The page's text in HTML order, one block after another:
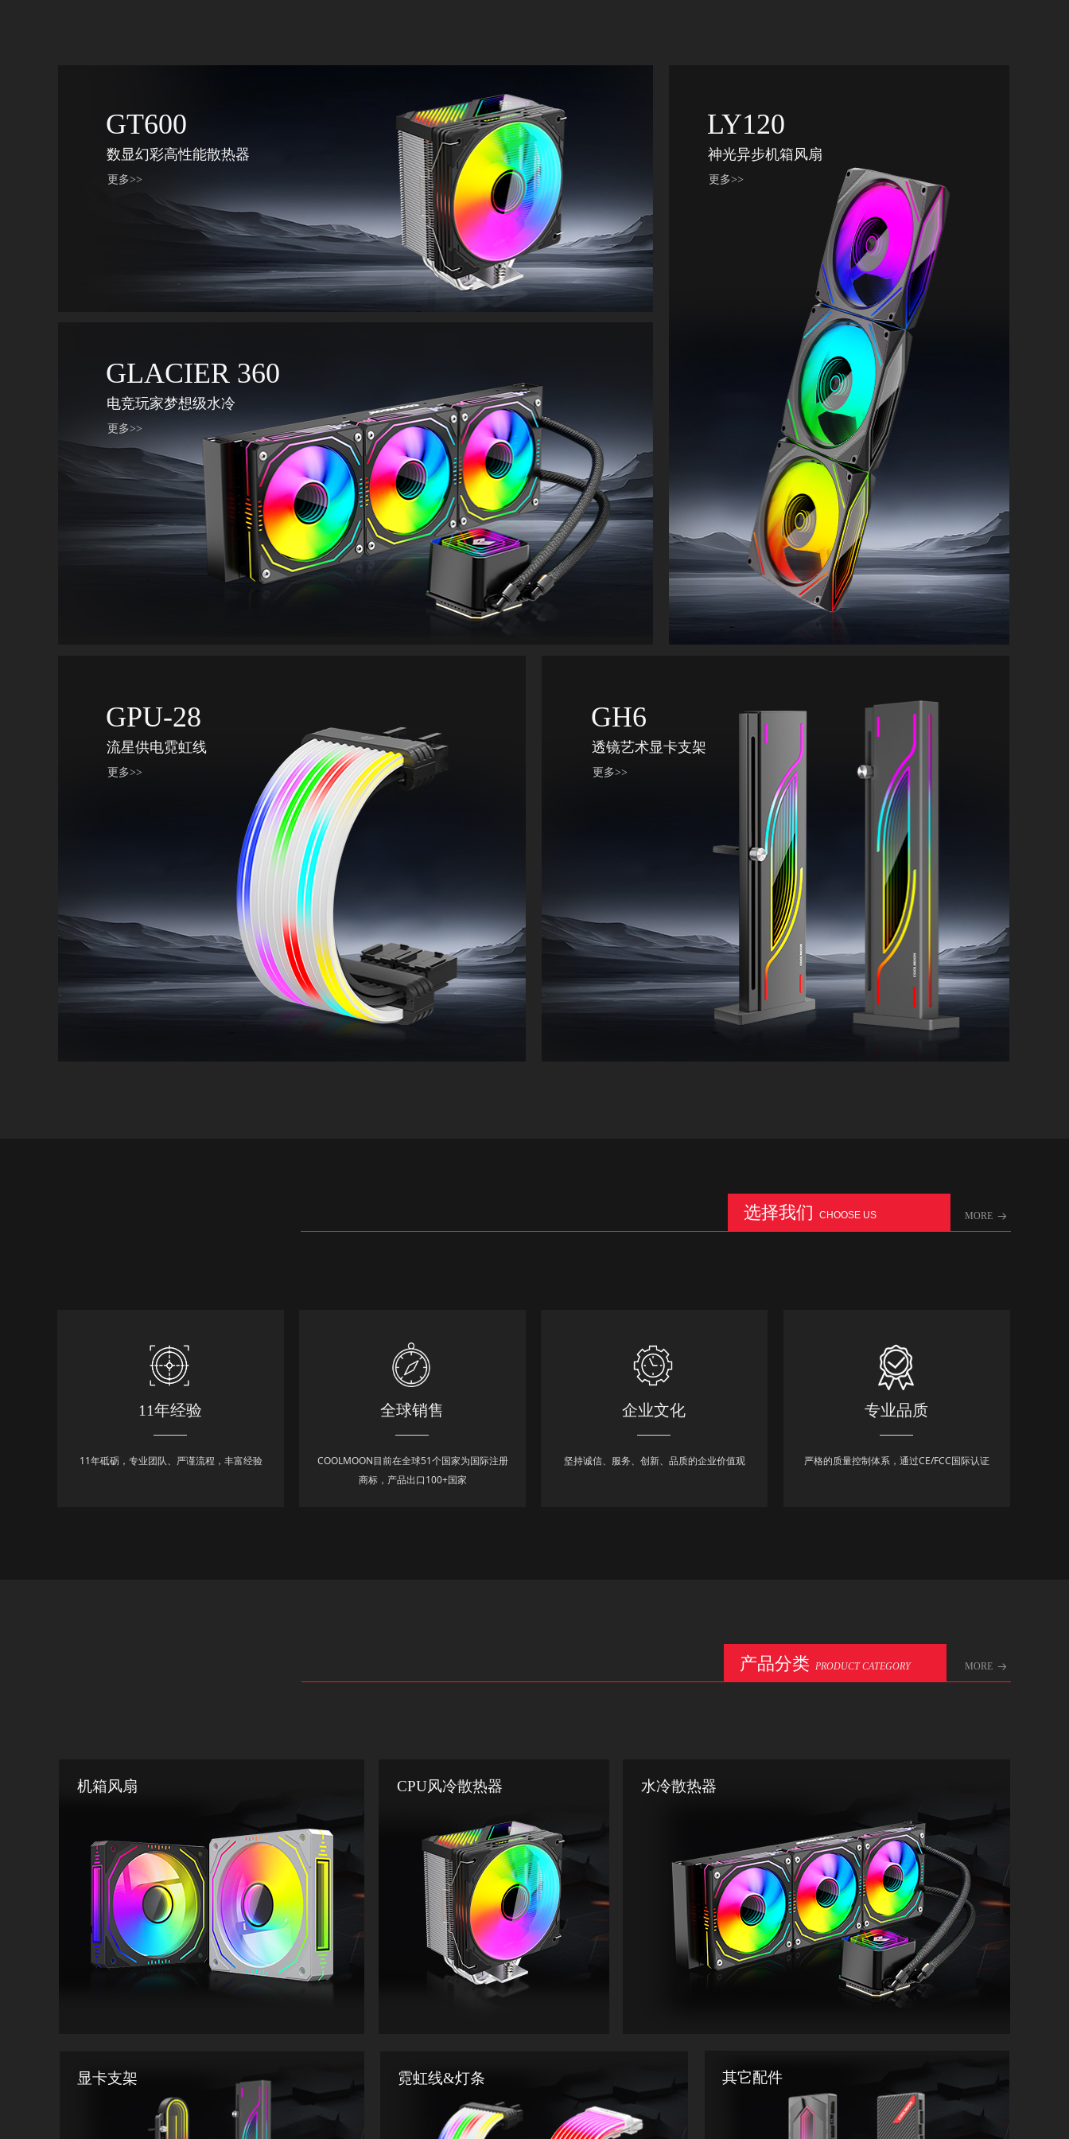
全球销售
COOLMOON目前在全球51个国家为国际注册
商标，产品出口100+国家
企业文化
坚持诚信、服务、创新、品质的企业价值观
11年砥砺，专业团队、严谨流程，丰富经验
11年经验
选择我们 CHOOSE US
严格的质量控制体系，通过CE/FCC国际认证
专业品质
MORE 뀠
拥有多种机箱风扇款式，还有神光异步机箱风扇、积木
机箱风扇
显卡支架 其它配件
拥有温显版、透镜版等款式，一体式水冷散热器，散热性能出色，能够
快速有效地为 CPU 降温，确保电脑稳定运行。
水冷散热器
霓虹线&灯条
版、透镜版等，款式丰富，能够为日常
办公、家用电脑提供稳定可靠的散热保
CPU风冷散热器
产品分类 PRODUCT CATEGORY MORE 뀠
GT600
数显幻彩高性能散热器
更多>>
LY120
神光异步机箱风扇
更多>>
GLACIER 360
电竞玩家梦想级水冷
更多>>
GPU-28
流星供电霓虹线
更多>>
GH6
透镜艺术显卡支架
更多>>